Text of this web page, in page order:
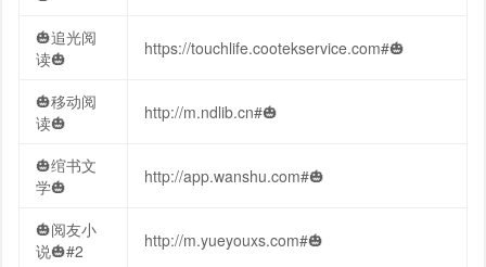
🎃追光阅
读🎃
https://touchlife.cootekservice.com#🎃
🎃移动阅
读🎃
http://m.ndlib.cn#🎃
🎃绾书文
学🎃
http://app.wanshu.com#🎃
🎃阅友小
说🎃#2
http://m.yueyouxs.com#🎃